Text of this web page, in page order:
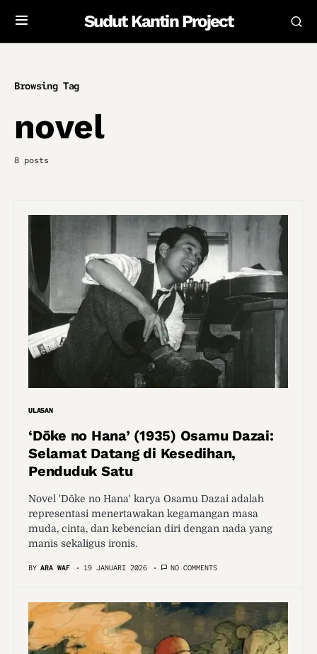
Sudut Kantin Project
Browsing Tag
novel
8 posts
ULASAN
‘Dōke no Hana’ (1935) Osamu Dazai:
Selamat Datang di Kesedihan,
Penduduk Satu
Novel 'Dōke no Hana' karya Osamu Dazai adalah
representasi menertawakan kegamangan masa
muda, cinta, dan kebencian diri dengan nada yang
manis sekaligus ironis.
BY ARA WAF 19 JANUARI 2026 NO COMMENTS